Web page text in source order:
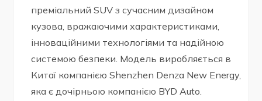
преміальний SUV з сучасним дизайном
кузова, вражаючими характеристиками,
інноваційними технологіями та надійною
системою безпеки. Модель виробляється в
Китаї компанією Shenzhen Denza New Energy,
яка є дочірньою компанією BYD Auto.